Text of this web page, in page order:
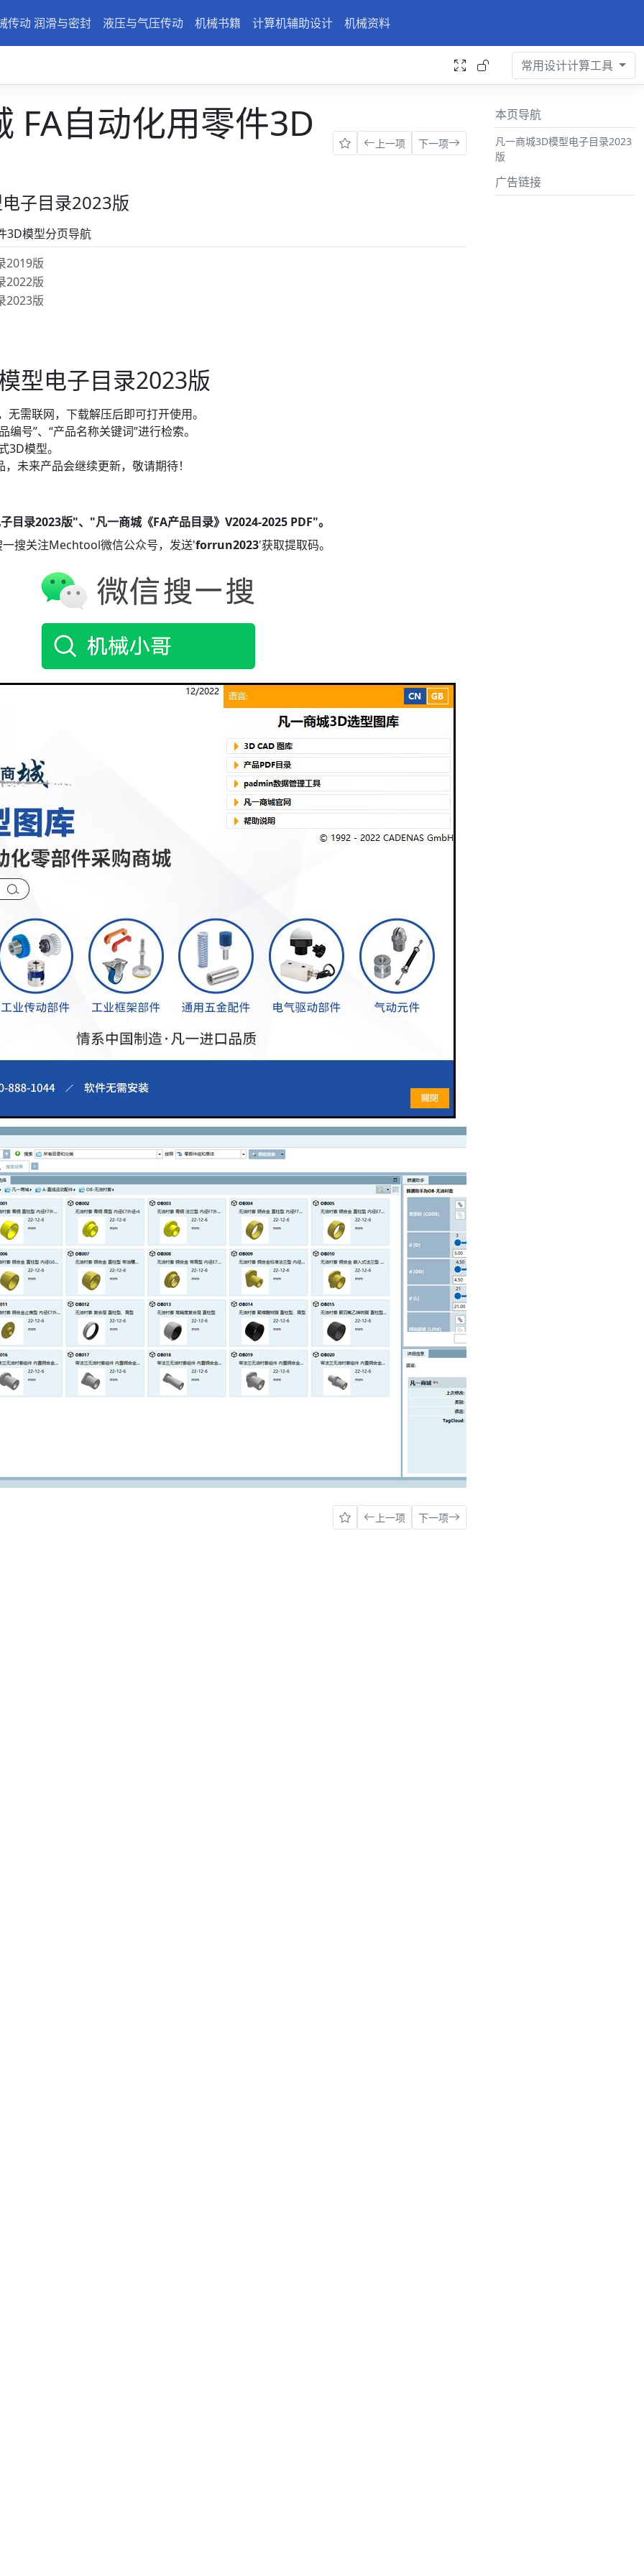
传动 润滑与密封 液压与气压传动 机械书籍 计算机辅助设计 机械资料
常用设计计算工具
FA自动化用零件3D 上一项 下一项
子目录2023版
3D模型分页导航
2019版
2022版
2023版
本页导航
凡一商城3D模型电子目录2023
版
广告链接
型电子目录2023版
无需联网，下载解压后即可打开使用。
编号”、“产品名称关键词”进行检索。
3D模型。
未来产品会继续更新，敬请期待！
目录2023版"、"凡一商城《FA产品目录》V2024-2025 PDF"。
搜关注Mechtool微信公众号，发送'forrun2023'获取提取码。
上一项 下一项